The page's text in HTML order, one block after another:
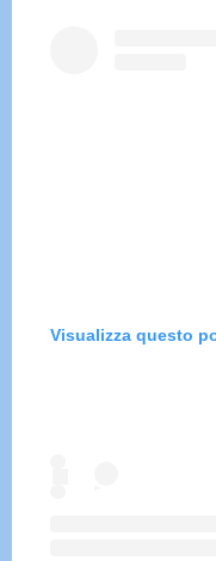
Visualizza questo